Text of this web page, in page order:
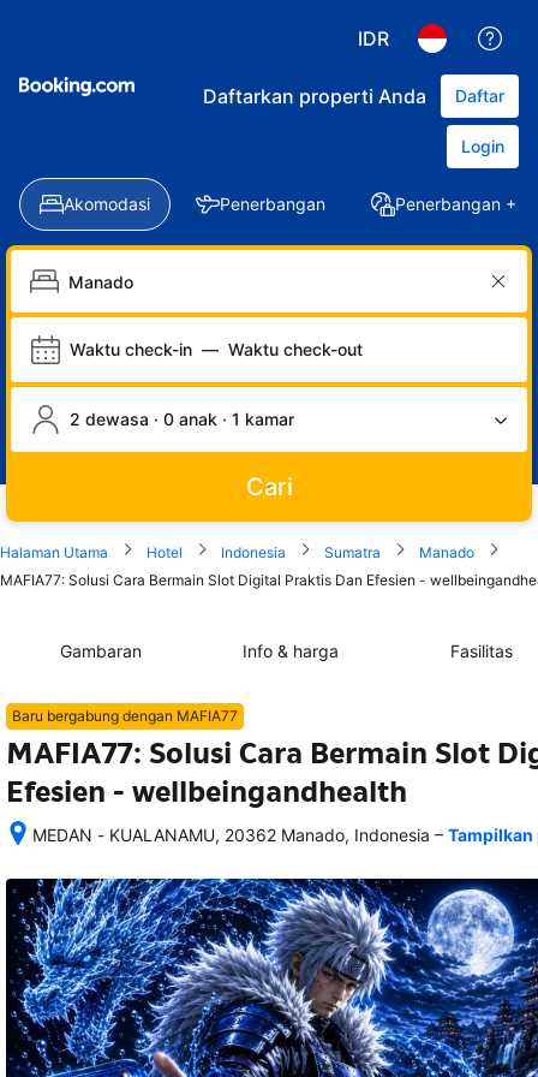
IDR
Daftarkan properti Anda Daftar
Login
Akomodasi Penerbangan Penerbangan +
Waktu check-in — Waktu check-out
2 dewasa · 0 anak · 1 kamar
Cari
Halaman Utama Hotel Indonesia Sumatra
Manado
MAFIA77: Solusi Cara Bermain Slot Digital Praktis Dan Efesien -
Gambaran Info & harga Fasilitas
Baru bergabung dengan MAFIA77
MAFIA77: Solusi Cara Bermain Slot
Efesien - wellbeingandhealth
MEDAN - KUALANAMU, 20362 Manado, Indonesia
memesan,
semua
rincian
akomodasi
termasuk
nomor
telepon
dan
– Tampilkan